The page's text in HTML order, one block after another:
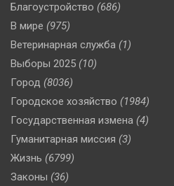
Благоустройство (686)
В мире (975)
Ветеринарная служба (1)
Выборы 2025 (10)
Город (8036)
Городское хозяйство (1984)
Государственная измена (4)
Гуманитарная миссия (3)
Жизнь (6799)
Законы (36)